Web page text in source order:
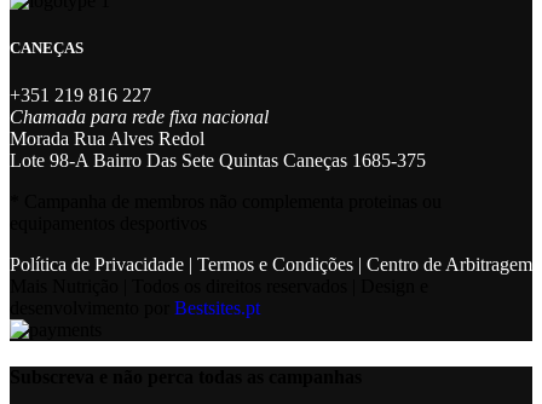
CANEÇAS
+351 219 816 227
Chamada para rede fixa nacional
Morada Rua Alves Redol
Lote 98-A Bairro Das Sete Quintas Caneças 1685-375
Política de Privacidade | Termos e Condições | Centro de Arbitragem
Bestsites.pt